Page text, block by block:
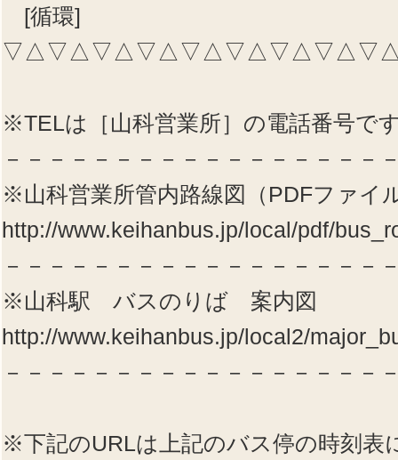
[循環]
※TELは［山科営業所］の電話番号で
－－－－－－－－－－－－－－－－－
※山科営業所管内路線図（PDFファイ
http://www.keihanbus.jp/local/pdf/
－－－－－－－－－－－－－－－－－
※山科駅 バスのりば 案内図
http://www.keihanbus.jp/local2/
－－－－－－－－－－－－－－－－－
※下記のURLは上記のバス停の時刻表